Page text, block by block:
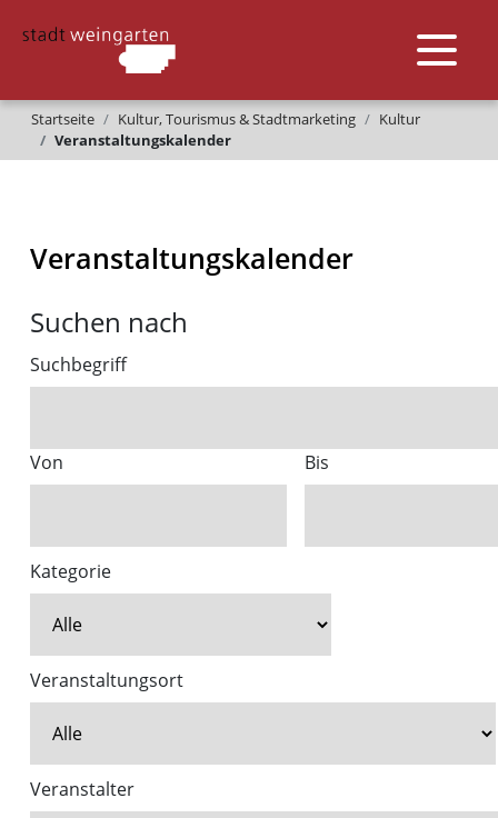
Startseite Kultur, Tourismus & Stadtmarketing
Kultur
Veranstaltungskalender
Veranstaltungskalender
Suchen nach
Suchbegriff
Von Bis
Kategorie
Veranstaltungsort
Veranstalter